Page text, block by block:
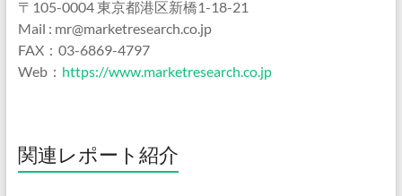
〒105-0004 東京都港区新橋1-18-21
Mail : mr@marketresearch.co.jp
FAX：03-6869-4797
Web： https://www.marketresearch.co.jp
関連レポート紹介